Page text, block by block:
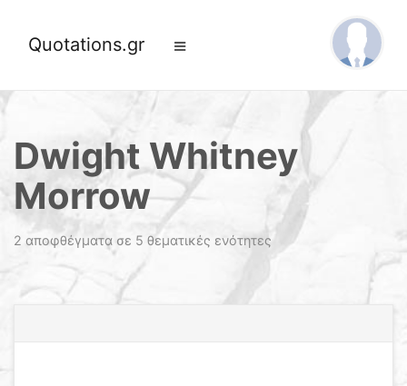
Quotations.gr
Dwight Whitney
Morrow
2 αποφθέγματα σε 5 θεματικές ενότητες